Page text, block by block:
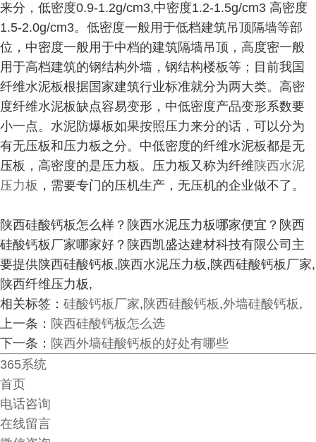
来分，低密度0.9-1.2g/cm3,中密度1.2-1.5g/cm3 高密度
1.5-2.0g/cm3。低密度一般用于低档建筑吊顶隔墙等部
位，中密度一般用于中档的建筑隔墙吊顶，高度密一般
用于高档建筑的钢结构外墙，钢结构楼板等；目前我国
纤维水泥板根据国家建筑行业标准就分为两大类。高密
度纤维水泥板缺点容易变形，中低密度产品变形系数要
小一点。水泥防爆板如果按照压力来分的话，可以分为
有无压板和压力板之分。中低密度的纤维水泥板都是无
压板，高密度的是压力板。压力板又称为纤维 陕西水泥
压力板 ，需要专门的压机生产，无压机的企业做不了。
陕西硅酸钙板怎么样？陕西水泥压力板哪家便宜？陕西
硅酸钙板厂家哪家好？陕西凯盛达建材科技有限公司主
要提供陕西硅酸钙板,陕西水泥压力板,陕西硅酸钙板厂家,
陕西纤维压力板,
相关标签： 硅酸钙板厂家, 陕西硅酸钙板,外墙硅酸钙板,
上一条： 陕西硅酸钙板怎么选
下一条： 陕西外墙硅酸钙板的好处有哪些
365系统
首页
电话咨询
在线留言